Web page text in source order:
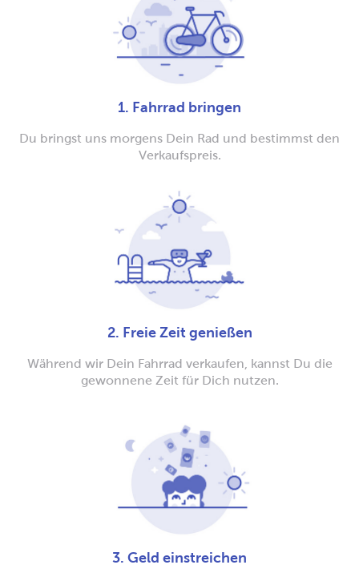
1. Fahrrad bringen
Du bringst uns morgens Dein Rad und bestimmst den
Verkaufspreis.
2. Freie Zeit genießen
Während wir Dein Fahrrad verkaufen, kannst Du die
gewonnene Zeit für Dich nutzen.
3. Geld einstreichen